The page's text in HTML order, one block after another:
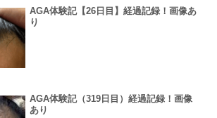
AGA体験記【26日目】経過記録！画像あ
り
AGA体験記（319日目）経過記録！画像
あり